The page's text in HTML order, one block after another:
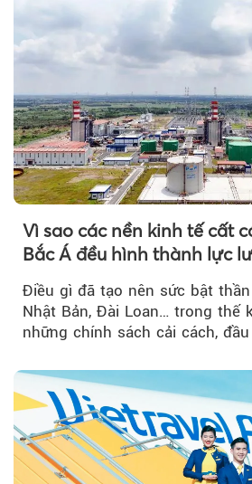
Vì sao các nền kinh tế cất
Bắc Á đều hình thành lực
nghiệp Quốc gia?
Điều gì đã tạo nên sức bật
Nhật Bản, Đài Loan… trong thế
những chính sách cải cách,